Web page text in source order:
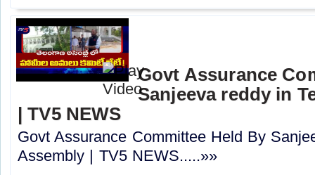
Govt Assurance
Sanjeeva reddy in
| TV5 NEWS
Govt Assurance Committee Held By
Assembly | TV5 NEWS.....»»